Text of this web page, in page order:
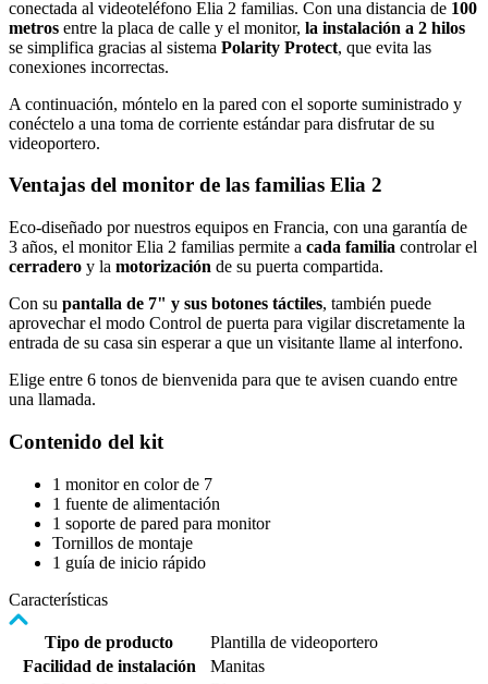
conectada al videoteléfono Elia 2 familias. Con una distancia de 100
metros entre la placa de calle y el monitor, la instalación a 2 hilos
se simplifica gracias al sistema Polarity Protect, que evita las
conexiones incorrectas.
A continuación, móntelo en la pared con el soporte suministrado y
conéctelo a una toma de corriente estándar para disfrutar de su
videoportero.
Ventajas del monitor de las familias Elia 2
Eco-diseñado por nuestros equipos en Francia, con una garantía de
3 años, el monitor Elia 2 familias permite a cada familia controlar el
cerradero y la motorización de su puerta compartida.
Con su pantalla de 7" y sus botones táctiles, también puede
aprovechar el modo Control de puerta para vigilar discretamente la
entrada de su casa sin esperar a que un visitante llame al interfono.
Elige entre 6 tonos de bienvenida para que te avisen cuando entre
una llamada.
Contenido del kit
1 monitor en color de 7
1 fuente de alimentación
1 soporte de pared para monitor
Tornillos de montaje
1 guía de inicio rápido
Características
Tipo de producto
Plantilla de videoportero
Facilidad de instalación
Manitas